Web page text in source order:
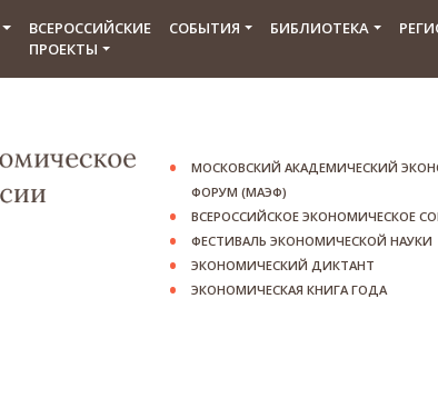
ВСЕРОССИЙСКИЕ
ПРОЕКТЫ
СОБЫТИЯ БИБЛИОТЕКА
МОСКОВСКИЙ АКАДЕМИЧЕСКИЙ
ФОРУМ (МАЭФ)
ВСЕРОССИЙСКОЕ ЭКОНОМИЧЕСКОЕ
ФЕСТИВАЛЬ ЭКОНОМИЧЕСКОЙ НАУКИ
ЭКОНОМИЧЕСКИЙ ДИКТАНТ
ЭКОНОМИЧЕСКАЯ КНИГА ГОДА